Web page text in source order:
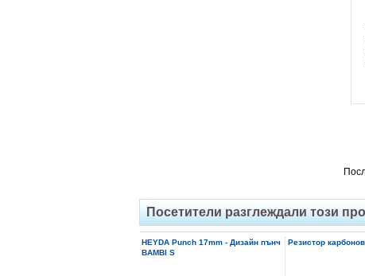
Посетители разглеждали този
HEYDA Punch 17mm - Дизайн пънч
BAMBI S
Резистор